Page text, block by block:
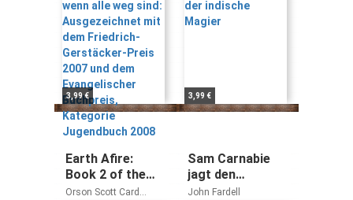
Friedrich-
Gerstäcker-
Preis 2007 und
dem
Evangelischer
Buchpreis,
Kategorie
Jugendbuch
2008
3,99 € 3,99 €
Earth Afire:
Book 2 of the
First Formic War
Orson Scott Card
Sam Carnabie
jagt den
Schwarzen
John Fardell